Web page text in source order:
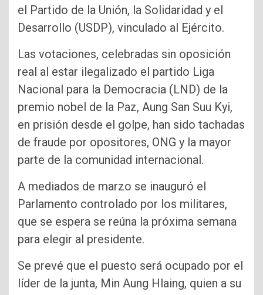
el Partido de la Unión, la Solidaridad y el
Desarrollo (USDP), vinculado al Ejército.
Las votaciones, celebradas sin oposición
real al estar ilegalizado el partido Liga
Nacional para la Democracia (LND) de la
premio nobel de la Paz, Aung San Suu Kyi,
en prisión desde el golpe, han sido tachadas
de fraude por opositores, ONG y la mayor
parte de la comunidad internacional.
A mediados de marzo se inauguró el
Parlamento controlado por los militares,
que se espera se reúna la próxima semana
para elegir al presidente.
Se prevé que el puesto será ocupado por el
líder de la junta, Min Aung Hlaing, quien a su